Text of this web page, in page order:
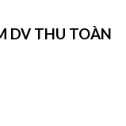
DV THU TOÀN